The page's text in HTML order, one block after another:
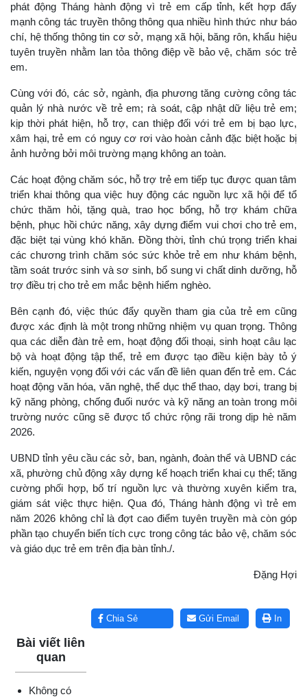
phát động Tháng hành động vì trẻ em cấp tỉnh, kết hợp đẩy
mạnh công tác truyền thông thông qua nhiều hình thức như báo
chí, hệ thống thông tin cơ sở, mạng xã hội, băng rôn, khẩu hiệu
tuyên truyền nhằm lan tỏa thông điệp về bảo vệ, chăm sóc trẻ
em.
Cùng với đó, các sở, ngành, địa phương tăng cường công tác
quản lý nhà nước về trẻ em; rà soát, cập nhật dữ liệu trẻ em;
kịp thời phát hiện, hỗ trợ, can thiệp đối với trẻ em bị bạo lực,
xâm hại, trẻ em có nguy cơ rơi vào hoàn cảnh đặc biệt hoặc bị
ảnh hưởng bởi môi trường mạng không an toàn.
Các hoạt động chăm sóc, hỗ trợ trẻ em tiếp tục được quan tâm
triển khai thông qua việc huy động các nguồn lực xã hội để tổ
chức thăm hỏi, tặng quà, trao học bổng, hỗ trợ khám chữa
bệnh, phục hồi chức năng, xây dựng điểm vui chơi cho trẻ em,
đặc biệt tại vùng khó khăn. Đồng thời, tỉnh chú trọng triển khai
các chương trình chăm sóc sức khỏe trẻ em như khám bệnh,
tầm soát trước sinh và sơ sinh, bổ sung vi chất dinh dưỡng, hỗ
trợ điều trị cho trẻ em mắc bệnh hiểm nghèo.
Bên cạnh đó, việc thúc đẩy quyền tham gia của trẻ em cũng
được xác định là một trong những nhiệm vụ quan trọng. Thông
qua các diễn đàn trẻ em, hoạt động đối thoại, sinh hoạt câu lạc
bộ và hoạt động tập thể, trẻ em được tạo điều kiện bày tỏ ý
kiến, nguyện vọng đối với các vấn đề liên quan đến trẻ em. Các
hoạt động văn hóa, văn nghệ, thể dục thể thao, dạy bơi, trang bị
kỹ năng phòng, chống đuối nước và kỹ năng an toàn trong môi
trường nước cũng sẽ được tổ chức rộng rãi trong dịp hè năm
2026.
UBND tỉnh yêu cầu các sở, ban, ngành, đoàn thể và UBND các
xã, phường chủ động xây dựng kế hoạch triển khai cụ thể; tăng
cường phối hợp, bố trí nguồn lực và thường xuyên kiểm tra,
giám sát việc thực hiện. Qua đó, Tháng hành động vì trẻ em
năm 2026 không chỉ là đợt cao điểm tuyên truyền mà còn góp
phần tạo chuyển biến tích cực trong công tác bảo vệ, chăm sóc
và giáo dục trẻ em trên địa bàn tỉnh./.
Đặng Hợi
In
Gửi Email
Chia Sẻ
Bài viết liên
quan
Không có